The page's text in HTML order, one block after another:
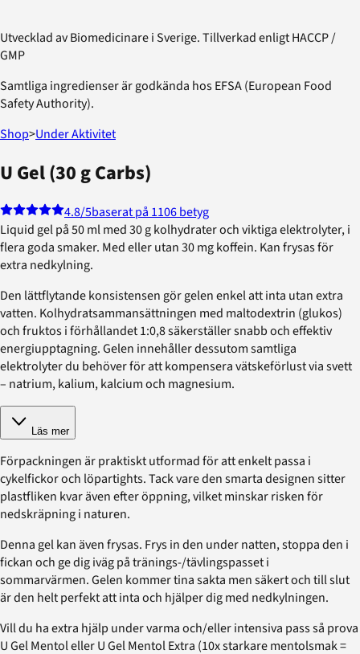
Utvecklad av Biomedicinare i Sverige. Tillverkad enligt HACCP /
GMP
Samtliga ingredienser är godkända hos EFSA (European Food
Safety Authority).
Shop>Under Aktivitet
U Gel (30 g Carbs)
4.8/5baserat på 1106 betyg
Liquid gel på 50 ml med 30 g kolhydrater och viktiga elektrolyter, i
flera goda smaker. Med eller utan 30 mg koffein. Kan frysas för
extra nedkylning.
Den lättflytande konsistensen gör gelen enkel att inta utan extra
vatten. Kolhydratsammansättningen med maltodextrin (glukos)
och fruktos i förhållandet 1:0,8 säkerställer snabb och effektiv
energiupptagning. Gelen innehåller dessutom samtliga
elektrolyter du behöver för att kompensera vätskeförlust via svett
– natrium, kalium, kalcium och magnesium.
Läs mer
Förpackningen är praktiskt utformad för att enkelt passa i
cykelfickor och löpartights. Tack vare den smarta designen sitter
plastfliken kvar även efter öppning, vilket minskar risken för
nedskräpning i naturen.
Denna gel kan även frysas. Frys in den under natten, stoppa den i
fickan och ge dig iväg på tränings-/tävlingspasset i
sommarvärmen. Gelen kommer tina sakta men säkert och till slut
är den helt perfekt att inta och hjälper dig med nedkylningen.
Vill du ha extra hjälp under varma och/eller intensiva pass så prova
U Gel Mentol eller U Gel Mentol Extra (10x starkare mentolsmak =